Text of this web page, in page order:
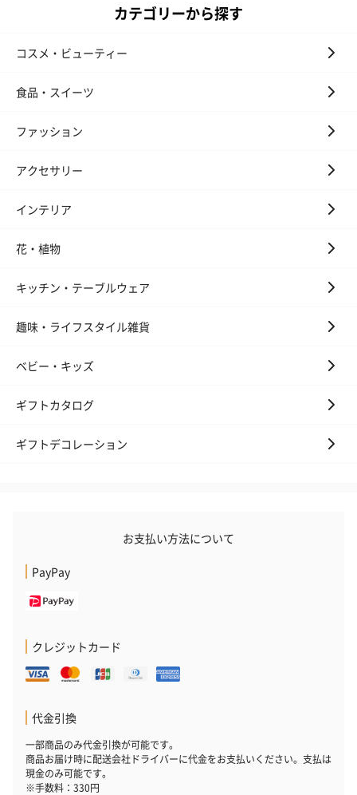
スイーツ
ゼリーバウム カット
（レモン＆紅茶）（432
麦わらパンダバウム
3層デザート
ェ〜国産フル
スキンケアグッズ
スキンケアグッズを同梱してお届けします。
ト【ありがとう】
リラックスグッズ
カテゴリーから探す
コスメ・ビューティー
食品・スイーツ
ファッション
アクセサリー
インテリア
花・植物
キッチン・テーブルウェア
趣味・ライフスタイル雑貨
ベビー・キッズ
ギフトカタログ
ギフトデコレーション
お支払い方法について
PayPay
クレジットカード
代金引換
一部商品のみ代金引換が可能です。
商品お届け時に配送会社ドライバーに代金をお支払いください。支払は
現金のみ可能です。
※手数料：330円